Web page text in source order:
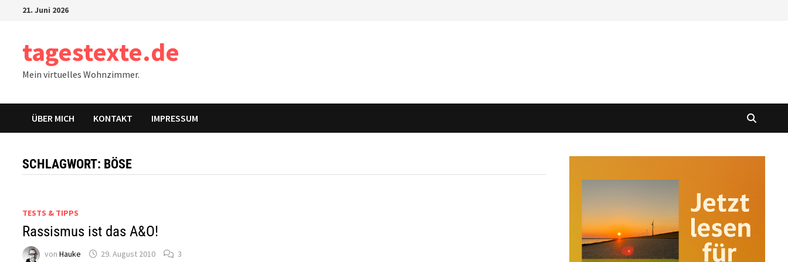
21. Juni 2026
tagestexte.de
Mein virtuelles Wohnzimmer.
ÜBER MICH KONTAKT IMPRESSUM
SCHLAGWORT: BÖSE
TESTS & TIPPS
Rassismus ist das A&O!
vonHauke 29. August 2010 3